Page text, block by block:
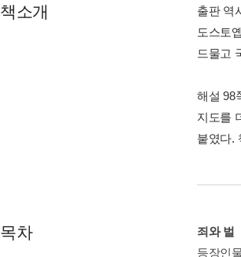
책소개
출판 역
도스토
드물고
해설 98
지도를
붙였다.
목차
죄와 벌
등장인